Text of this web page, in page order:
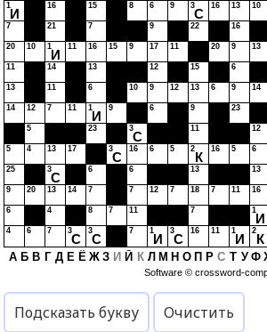
1
И
16 15 8 6 9 3
С
16 13 10
7 21 7 9 22 16
20 10 1
И
11 16 15 9 17 11 20 9 13
11 14 13 12 15 6
13 11 6 10 9 12 13 6 9 14
14 12 7 11 1
И
9 6 9 23
5 23 3
С
11 12
5 4 13 17 3
С
16 6 5 2
К
16 5 6
25 3
С
6 6 13 13
9 20 13 14 7 7 12 7 18 7 11 16
6 4 8 7 11 7 1
И
4 6 7 3
С
3
С
7 1
И
3
С
16 11 1
И
2
К
А Б В Г Д Е Ё Ж З И Й К Л М Н О П Р С Т У Ф
Software © crossword-
Подсказать букву
Очистить